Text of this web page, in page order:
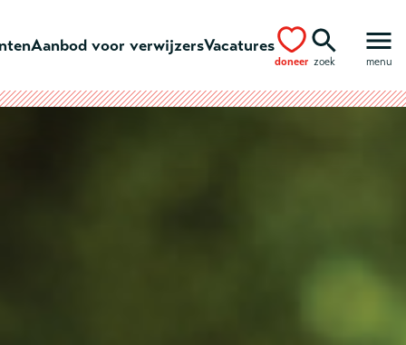
Aanbod voor verwijzersVacatures
doneer zoek menu